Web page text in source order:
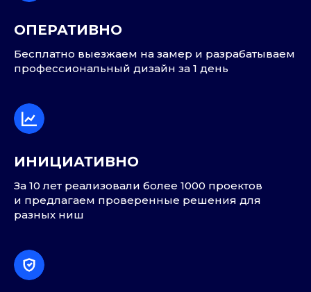
ОПЕРАТИВНО
Бесплатно выезжаем на замер и разрабатываем
профессиональный дизайн за 1 день
ИНИЦИАТИВНО
За 10 лет реализовали более 1000 проектов
и предлагаем проверенные решения для
разных ниш